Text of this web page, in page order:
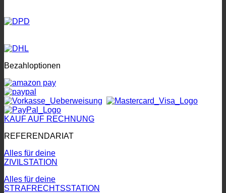
Bezahloptionen
KAUF AUF RECHNUNG
REFERENDARIAT
Alles für deine
ZIVILSTATION
Alles für deine
STRAFRECHTSSTATION